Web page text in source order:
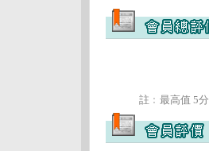
註﹕最高值 5分